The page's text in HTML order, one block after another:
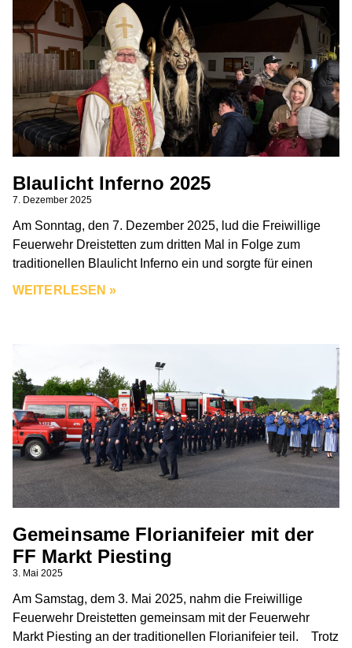
Blaulicht Inferno 2025
7. Dezember 2025
Am Sonntag, den 7. Dezember 2025, lud die Freiwillige
Feuerwehr Dreistetten zum dritten Mal in Folge zum
traditionellen Blaulicht Inferno ein und sorgte für einen
WEITERLESEN »
Gemeinsame Florianifeier mit der
FF Markt Piesting
3. Mai 2025
Am Samstag, dem 3. Mai 2025, nahm die Freiwillige
Feuerwehr Dreistetten gemeinsam mit der Feuerwehr
Markt Piesting an der traditionellen Florianifeier teil. Trotz